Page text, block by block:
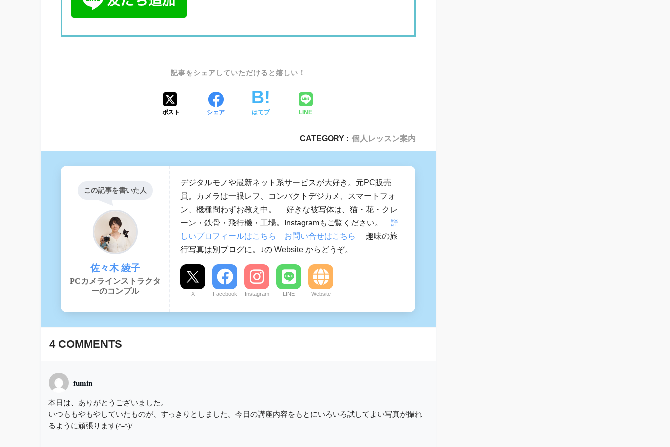
ポスト シェア はてブ LINE
CATEGORY : 個人レッスン案内
この記事を書いた人
佐々木 綾子
PCカメラインストラクタ
ーのコンプル
デジタルモノや最新ネット系サービスが大好き。元PC販売
員。カメラは一眼レフ、コンパクトデジカメ、スマートフォ
ン、機種問わずお教え中。 好きな被写体は、猫・花・クレ
ーン・鉄骨・飛行機・工場。Instagramもご覧ください。 詳
しいプロフィールはこちら
お問い合せはこちら
趣味の旅
行写真は別ブログに。↓の Website からどうぞ。
X Facebook Instagram LINE Website
4COMMENTS
fumin
本日は、ありがとうございました。
いつももやもやしていたものが、すっきりとしました。今日の講座内容をもとにいろいろ試してよい写真が撮れ
るように頑張ります(^-^)/